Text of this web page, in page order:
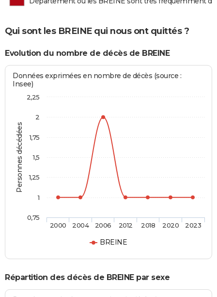
Qui sont les BREINE qui nous ont quittés ?
Evolution du nombre de décès de BREINE
Personnes décédées
Données exprimées en nombre de décès (source :
Insee)
BREINE
2000 2004 2006 2012 2018 2020 2023
0,75
1
1,25
1,5
1,75
2
2,25
Répartition des décès de BREINE par sexe